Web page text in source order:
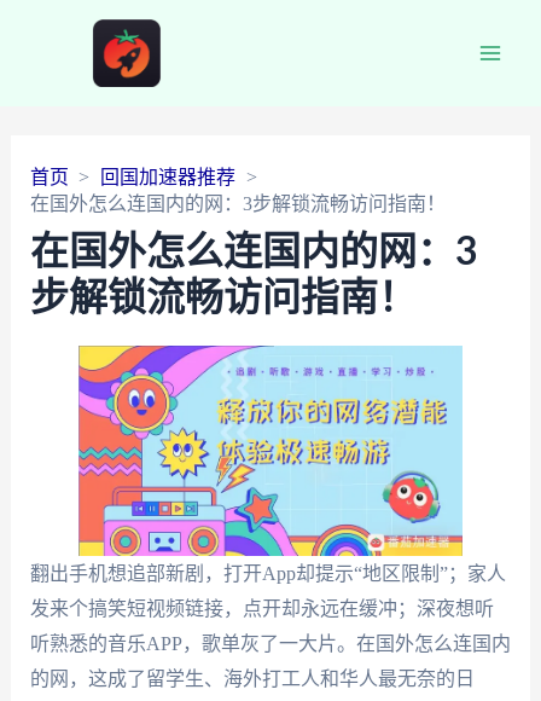
首页
回国加速器推荐
在国外怎么连国内的网：3步解锁流畅访问指南！
在国外怎么连国内的网：3
步解锁流畅访问指南！
翻出手机想追部新剧，打开App却提示“地区限制”；家人
发来个搞笑短视频链接，点开却永远在缓冲；深夜想听
听熟悉的音乐APP，歌单灰了一大片。在国外怎么连国内
的网，这成了留学生、海外打工人和华人最无奈的日